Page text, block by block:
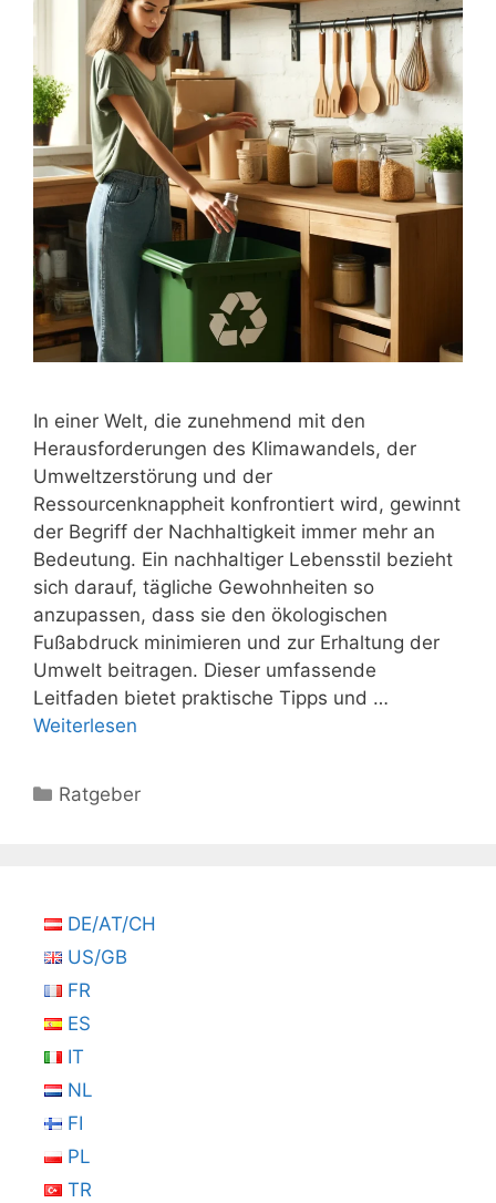
In einer Welt, die zunehmend mit den
Herausforderungen des Klimawandels, der
Umweltzerstörung und der
Ressourcenknappheit konfrontiert wird, gewinnt
der Begriff der Nachhaltigkeit immer mehr an
Bedeutung. Ein nachhaltiger Lebensstil bezieht
sich darauf, tägliche Gewohnheiten so
anzupassen, dass sie den ökologischen
Fußabdruck minimieren und zur Erhaltung der
Umwelt beitragen. Dieser umfassende
Leitfaden bietet praktische Tipps und …
Weiterlesen
Kategorien
Ratgeber
DE/AT/CH
US/GB
FR
ES
IT
NL
FI
PL
TR